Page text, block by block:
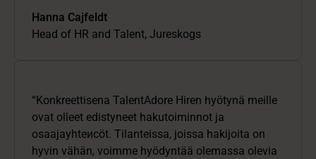
Hanna Cajfeldt
Head of HR and Talent, Jureskogs
“Konkreettisena TalentAdore Hiren hyötynä meille
ovat olleet edistyneet hakutoiminnot ja
osaajayhteисöt. Tilanteissa, joissa hakijoita on
hyvin vähän, voimme hyödyntää olemassa olevia